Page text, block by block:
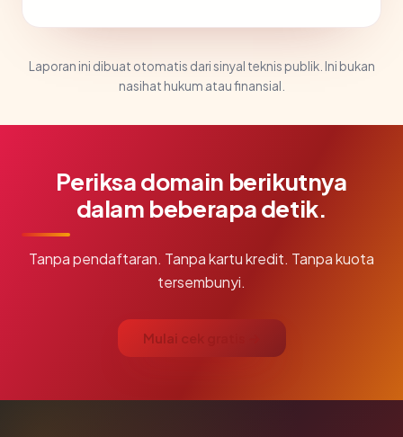
Laporan ini dibuat otomatis dari sinyal teknis publik. Ini bukan
nasihat hukum atau finansial.
Periksa domain berikutnya
dalam beberapa detik.
Tanpa pendaftaran. Tanpa kartu kredit. Tanpa kuota
tersembunyi.
Mulai cek gratis →